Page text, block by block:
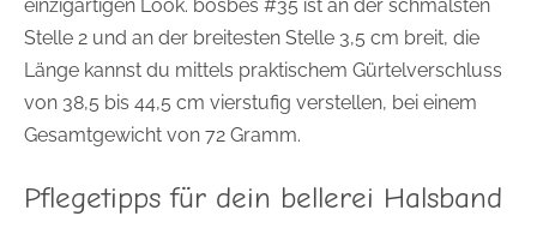
einzigartigen Look. bosbes #35 ist an der schmalsten
Stelle 2 und an der breitesten Stelle 3,5 cm breit, die
Länge kannst du mittels praktischem Gürtelverschluss
von 38,5 bis 44,5 cm vierstufig verstellen, bei einem
Gesamtgewicht von 72 Gramm.
Pflegetipps für dein bellerei Halsband